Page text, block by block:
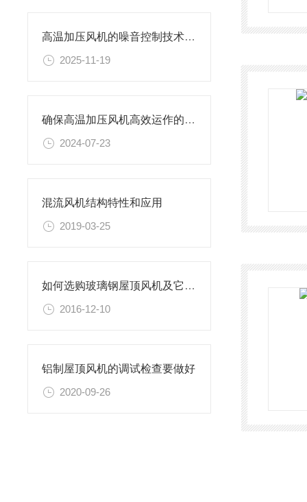
高温加压风机的噪音控制技术及其应用
2025-11-19
确保高温加压风机高效运作的关键步骤
2024-07-23
混流风机结构特性和应用
2019-03-25
如何选购玻璃钢屋顶风机及它的使用
2016-12-10
铝制屋顶风机的调试检查要做好
2020-09-26